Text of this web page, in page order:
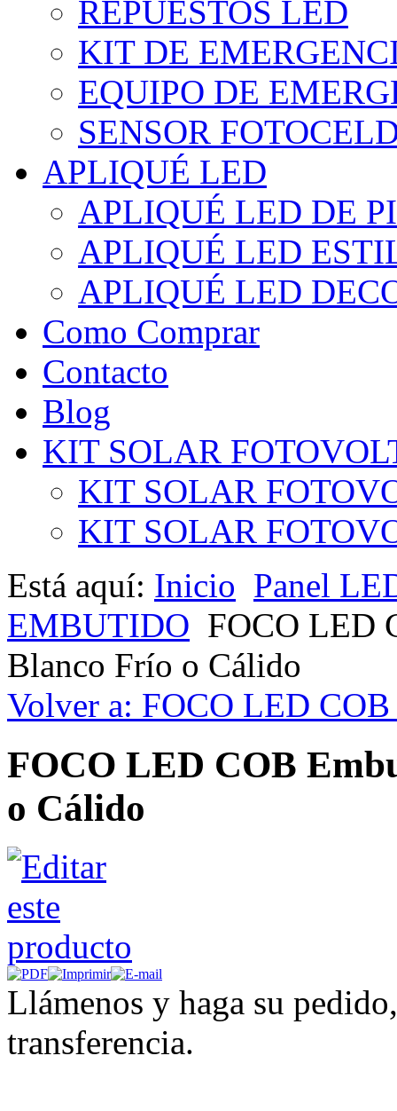
REPUESTOS LED
KIT DE
EQUIPO DE
SENSOR
APLIQUÉ LED
APLIQUÉ LED DE
APLIQUÉ LED
APLIQUÉ LED
Como Comprar
Contacto
Blog
KIT SOLAR
KIT SOLAR
KIT SOLAR
Está aquí: Inicio Panel
EMBUTIDO FOCO LED
Blanco Frío o Cálido
Volver a: FOCO LED
FOCO LED COB
o Cálido
Llámenos y haga su
transferencia.